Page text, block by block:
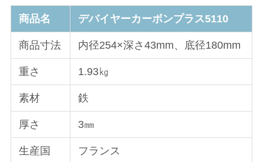
商品名 デバイヤーカーボンプラス5110
商品寸法 内径254×深さ43mm、底径180mm
重さ 1.93㎏
素材 鉄
厚さ 3㎜
生産国 フランス